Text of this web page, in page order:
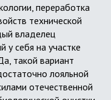
переработка
технической
владелец
у себя на участке
такой вариант
лояльной
отечественной